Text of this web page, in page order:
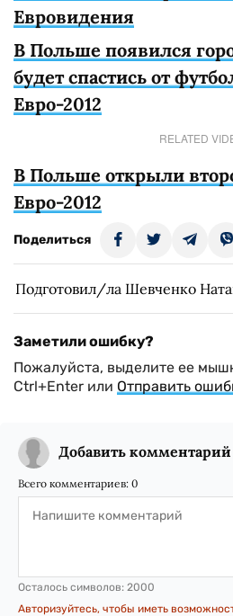
Евровидения
В Польше появился
будет спастись от
Евро-2012
RELATED
В Польше открыли
Евро-2012
Поделиться
Подготовил/ла Шевченко
Заметили ошибку?
Пожалуйста, выделите ее
Ctrl+Enter или Отправить
Добавить комментарий
Всего комментариев: 0
Осталось символов: 2000
Авторизуйтесь, чтобы иметь